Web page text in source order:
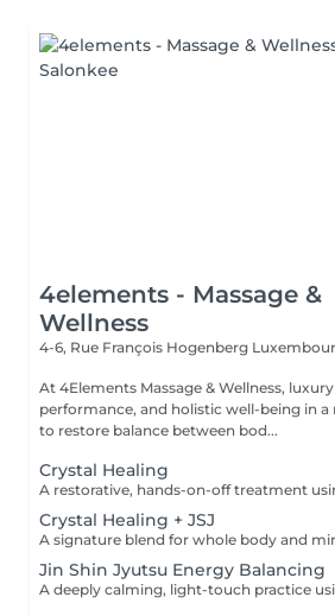
4elements - Massage &
Wellness
4-6, Rue François Hogenberg
At 4Elements Massage & Wellness,
performance, and holistic well-being in a
to restore balance between bod...
Crystal Healing
Crystal Healing + JSJ
Jin Shin Jyutsu Energy Balancing